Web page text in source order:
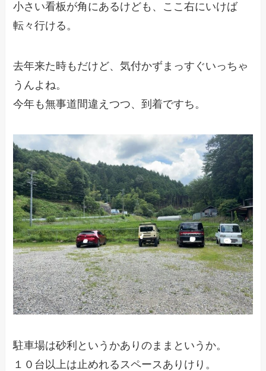
小さい看板が角にあるけども、ここ右にいけば
転々行ける。
去年来た時もだけど、気付かずまっすぐいっちゃ
うんよね。
今年も無事道間違えつつ、到着ですち。
駐車場は砂利というかありのままというか。
１０台以上は止めれるスペースありけり。